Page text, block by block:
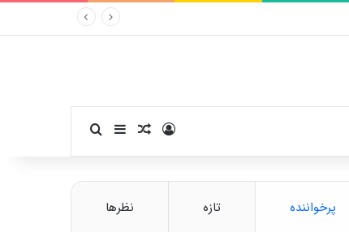
ورودنوشته تصادفی
سایدبارجستجو برای
پرخواننده تازه نظرها